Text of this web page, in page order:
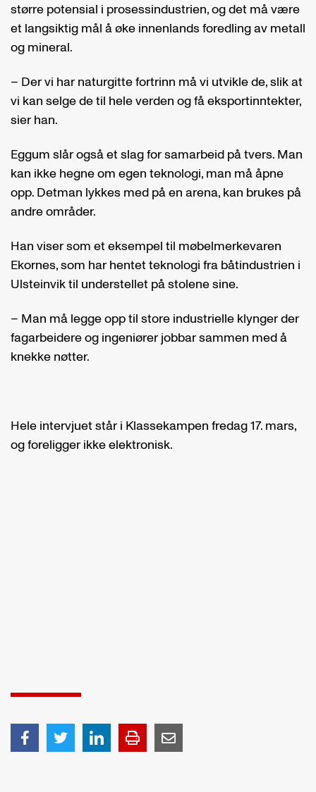
større potensial i prosessindustrien, og det må være
et langsiktig mål å øke innenlands foredling av metall
og mineral.
– Der vi har naturgitte fortrinn må vi utvikle de, slik at
vi kan selge de til hele verden og få eksportinntekter,
sier han.
Eggum slår også et slag for samarbeid på tvers. Man
kan ikke hegne om egen teknologi, man må åpne
opp. Detman lykkes med på en arena, kan brukes på
andre områder.
Han viser som et eksempel til møbelmerkevaren
Ekornes, som har hentet teknologi fra båtindustrien i
Ulsteinvik til understellet på stolene sine.
– Man må legge opp til store industrielle klynger der
fagarbeidere og ingeniører jobbar sammen med å
knekke nøtter.
Hele intervjuet står i Klassekampen fredag 17. mars,
og foreligger ikke elektronisk.